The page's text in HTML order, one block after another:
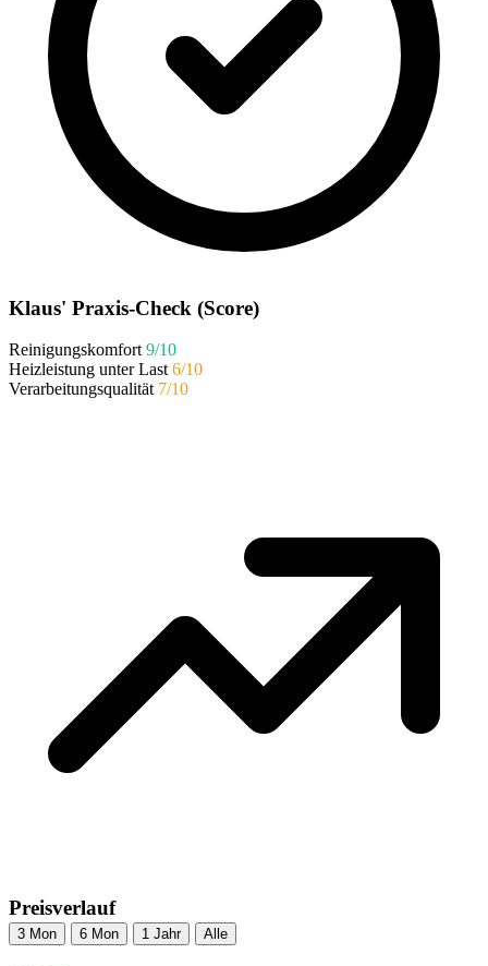
Klaus' Praxis-Check (Score)
Reinigungskomfort 9/10
Heizleistung unter Last 6/10
Verarbeitungsqualität 7/10
Preisverlauf
3 Mon 6 Mon 1 Jahr Alle